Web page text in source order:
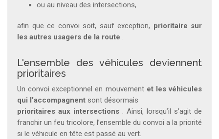
ou au niveau des intersections,
afin que ce convoi soit, sauf exception, prioritaire sur
les autres usagers de la route .
L'ensemble des véhicules deviennent
prioritaires
Un convoi exceptionnel en mouvement et les véhicules
qui l’accompagnent sont désormais
prioritaires aux intersections . Ainsi, lorsqu’il s’agit de
franchir un feu tricolore, l’ensemble du convoi a la priorité
si le véhicule en tête est passé au vert.